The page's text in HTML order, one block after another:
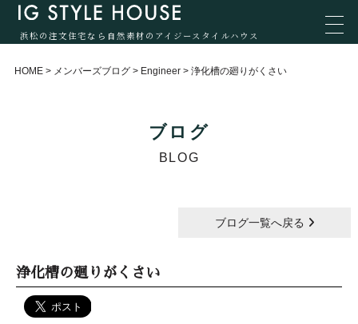
浜松の注文住宅なら自然素材のアイジースタイルハウス
HOME > メンバーズブログ > Engineer > 浄化槽の廻りがくさい
ブログ
BLOG
ブログ一覧へ戻る
浄化槽の廻りがくさい